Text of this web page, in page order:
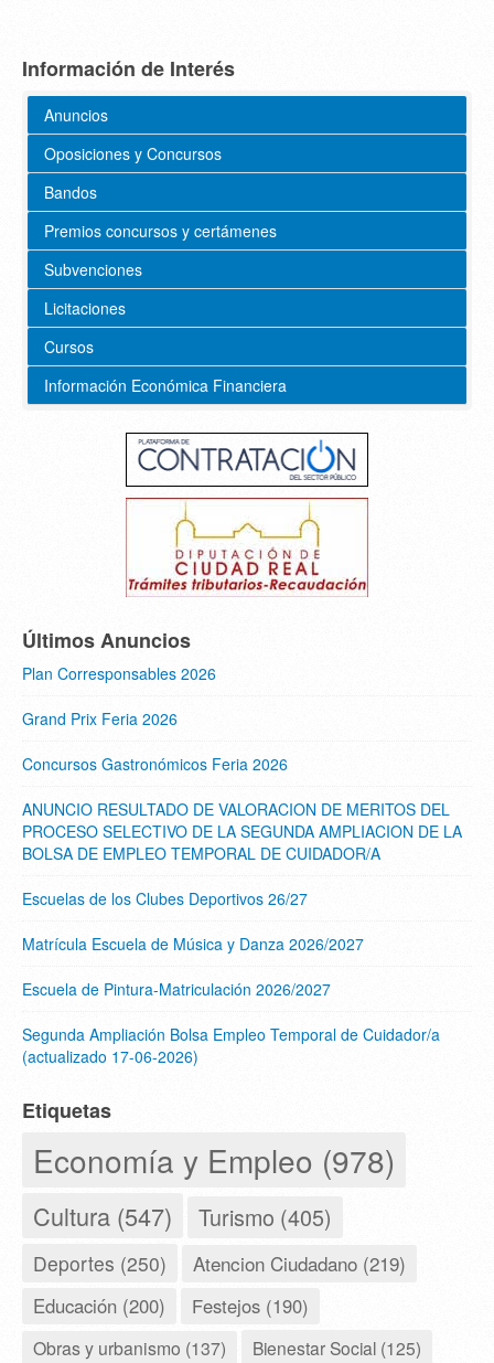
Información de Interés
Anuncios
Oposiciones y Concursos
Bandos
Premios concursos y certámenes
Subvenciones
Licitaciones
Cursos
Información Económica Financiera
Últimos Anuncios
Plan Corresponsables 2026
Grand Prix Feria 2026
Concursos Gastronómicos Feria 2026
ANUNCIO RESULTADO DE VALORACION DE MERITOS DEL
PROCESO SELECTIVO DE LA SEGUNDA AMPLIACION DE LA
BOLSA DE EMPLEO TEMPORAL DE CUIDADOR/A
Escuelas de los Clubes Deportivos 26/27
Matrícula Escuela de Música y Danza 2026/2027
Escuela de Pintura-Matriculación 2026/2027
Segunda Ampliación Bolsa Empleo Temporal de Cuidador/a
(actualizado 17-06-2026)
Etiquetas
Economía y Empleo (978)
Cultura (547) Turismo (405)
Deportes (250) Atencion Ciudadano (219)
Educación (200) Festejos (190)
Obras y urbanismo (137) Bienestar Social (125)